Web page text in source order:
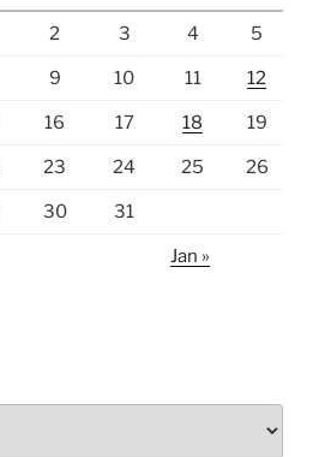
2 3 4 5
9 10 11 12
16 17 18 19
23 24 25 26
30 31
Jan »